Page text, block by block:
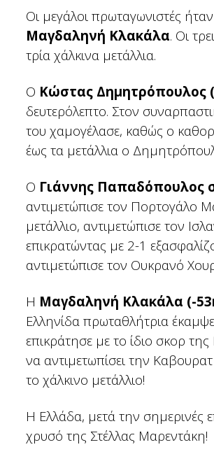
Οι μεγάλοι πρωταγωνιστές
Μαγδαληνή Κλακάλα. Οι
τρία χάλκινα μετάλλια.
Ο Κώστας Δημητρόπουλος
δευτερόλεπτο. Στον
του χαμογέλασε, καθώς ο
έως τα μετάλλια ο
Ο Γιάννης Παπαδόπουλος
αντιμετώπισε τον Πορτογάλο
μετάλλιο, αντιμετώπισε τον
επικρατώντας με 2-1
αντιμετώπισε τον Ουκρανό
Η Μαγδαληνή Κλακάλα (-
Ελληνίδα πρωταθλήτρια
επικράτησε με το ίδιο σκορ
να αντιμετωπίσει την
το χάλκινο μετάλλιο!
Η Ελλάδα, μετά την σημερινές
χρυσό της Στέλλας Μαρεντάκη!